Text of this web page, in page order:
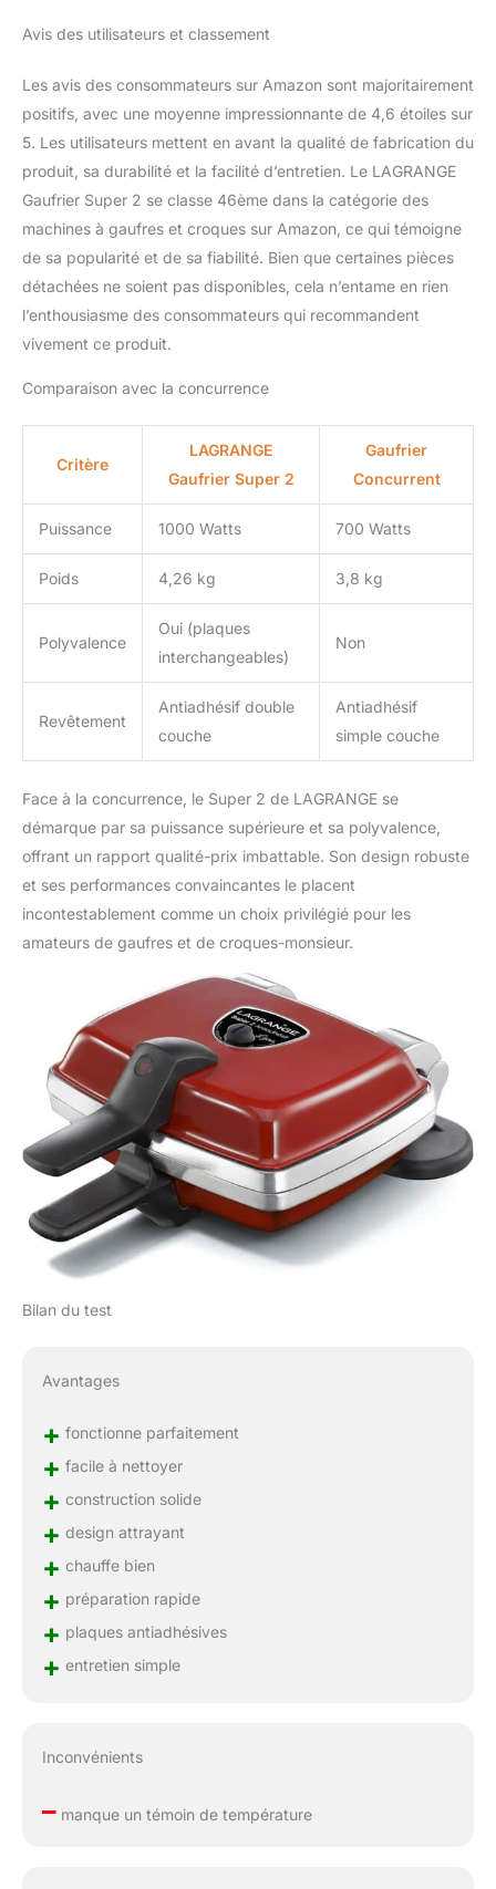
Avis des utilisateurs et classement
Les avis des consommateurs sur Amazon sont majoritairement
positifs, avec une moyenne impressionnante de 4,6 étoiles sur
5. Les utilisateurs mettent en avant la qualité de fabrication du
produit, sa durabilité et la facilité d’entretien. Le LAGRANGE
Gaufrier Super 2 se classe 46ème dans la catégorie des
machines à gaufres et croques sur Amazon, ce qui témoigne
de sa popularité et de sa fiabilité. Bien que certaines pièces
détachées ne soient pas disponibles, cela n’entame en rien
l’enthousiasme des consommateurs qui recommandent
vivement ce produit.
Comparaison avec la concurrence
Critère
LAGRANGE
Gaufrier Super 2
Gaufrier
Concurrent
Puissance 1000 Watts 700 Watts
Poids 4,26 kg 3,8 kg
Polyvalence
Oui (plaques
interchangeables)
Non
Revêtement
Antiadhésif double
couche
Antiadhésif
simple couche
Face à la concurrence, le Super 2 de LAGRANGE se
démarque par sa puissance supérieure et sa polyvalence,
offrant un rapport qualité-prix imbattable. Son design robuste
et ses performances convaincantes le placent
incontestablement comme un choix privilégié pour les
amateurs de gaufres et de croques-monsieur.
Bilan du test
Avantages
+ fonctionne parfaitement
+ facile à nettoyer
+ construction solide
+ design attrayant
+ chauffe bien
+ préparation rapide
+ plaques antiadhésives
+ entretien simple
Inconvénients
–manque un témoin de température